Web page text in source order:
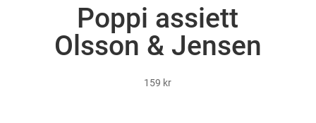
Poppi assiett
Olsson & Jensen
159 kr